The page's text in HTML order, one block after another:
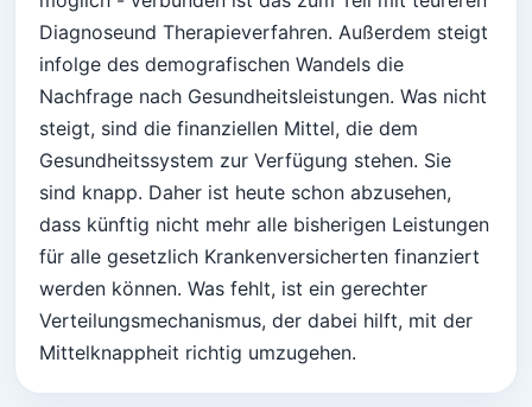
Diagnoseund Therapieverfahren. Außerdem steigt
infolge des demografischen Wandels die
Nachfrage nach Gesundheitsleistungen. Was nicht
steigt, sind die finanziellen Mittel, die dem
Gesundheitssystem zur Verfügung stehen. Sie
sind knapp. Daher ist heute schon abzusehen,
dass künftig nicht mehr alle bisherigen Leistungen
für alle gesetzlich Krankenversicherten finanziert
werden können. Was fehlt, ist ein gerechter
Verteilungsmechanismus, der dabei hilft, mit der
Mittelknappheit richtig umzugehen.